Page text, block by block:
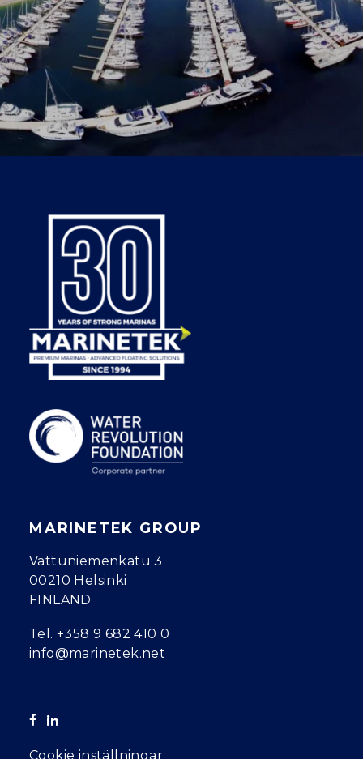
MARINETEK GROUP
Vattuniemenkatu 3
00210 Helsinki
FINLAND
Tel. +358 9 682 410 0
info@marinetek.net
Cookie inställningar